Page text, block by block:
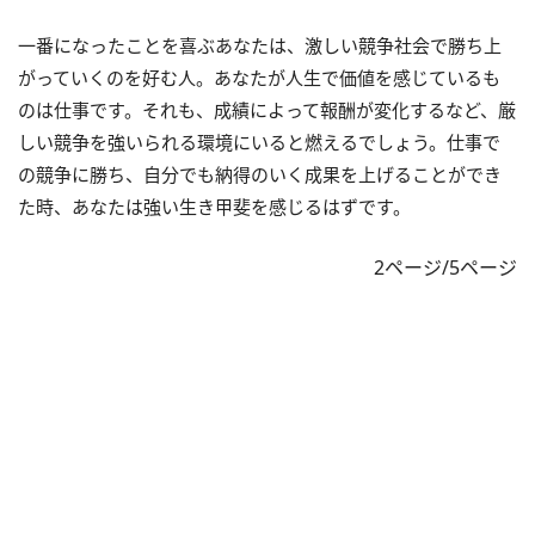
一番になったことを喜ぶあなたは、激しい競争社会で勝ち上
がっていくのを好む人。あなたが人生で価値を感じているも
のは仕事です。それも、成績によって報酬が変化するなど、厳
しい競争を強いられる環境にいると燃えるでしょう。仕事で
の競争に勝ち、自分でも納得のいく成果を上げることができ
た時、あなたは強い生き甲斐を感じるはずです。
2ページ/5ページ